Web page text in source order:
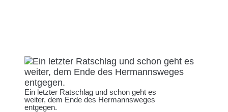
Ein letzter Ratschlag und schon geht es
weiter, dem Ende des Hermannsweges
entgegen.